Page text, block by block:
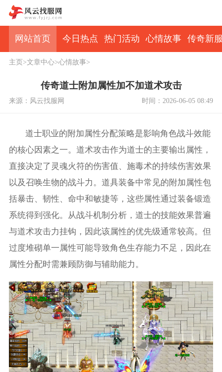
网站首页 今日热点 热门活动 心情故事 传奇新
主页>文章中心>心情故事>
传奇道士附加属性加不加道术攻击
来源：风云找服网 时间：2026-06-05 08:49
道士职业的附加属性分配策略是影响角色战斗效能
的核心因素之一。道术攻击作为道士的主要输出属性，
直接决定了灵魂火符的伤害值、施毒术的持续伤害效果
以及召唤生物的战斗力。道具装备中常见的附加属性包
括暴击、韧性、命中和敏捷等，这些属性通过装备锻造
系统得到强化。从战斗机制分析，道士的技能效果普遍
与道术攻击力挂钩，因此该属性的优先级通常较高。但
过度堆砌单一属性可能导致角色生存能力不足，因此在
属性分配时需兼顾防御与辅助能力。